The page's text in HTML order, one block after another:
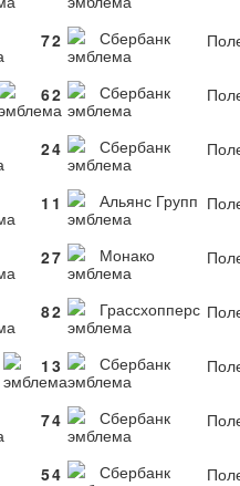
72 Сбербанк
62 Сбербанк
24 Сбербанк
1 1 Альянс Групп
27 Монако
82 Грассхопперс
1 3 Сбербанк
74 Сбербанк
54 Сбербанк